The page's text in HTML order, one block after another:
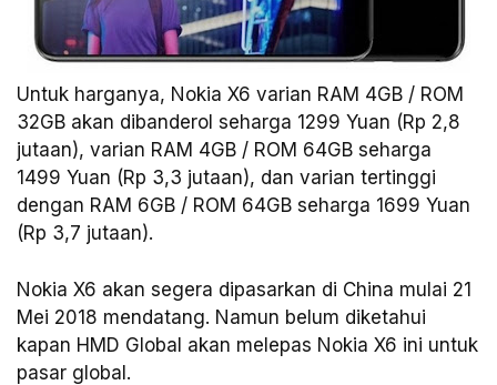
Untuk harganya, Nokia X6 varian RAM 4GB / ROM
32GB akan dibanderol seharga 1299 Yuan (Rp 2,8
jutaan), varian RAM 4GB / ROM 64GB seharga
1499 Yuan (Rp 3,3 jutaan), dan varian tertinggi
dengan RAM 6GB / ROM 64GB seharga 1699 Yuan
(Rp 3,7 jutaan).
Nokia X6 akan segera dipasarkan di China mulai 21
Mei 2018 mendatang. Namun belum diketahui
kapan HMD Global akan melepas Nokia X6 ini untuk
pasar global.